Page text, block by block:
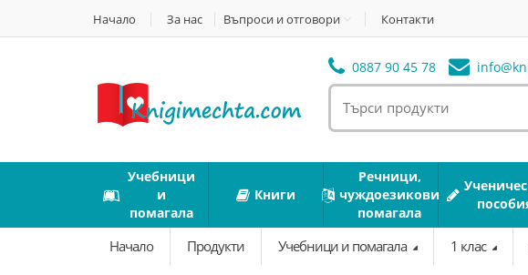
Начало За нас Въпроси и отговори Контакти
0887 90 45 78 info@
Учебници
и
помагала
Книги
Речници,
чуждоезикови
помагала
Начало Продукти Учебници и помагала 1 клас